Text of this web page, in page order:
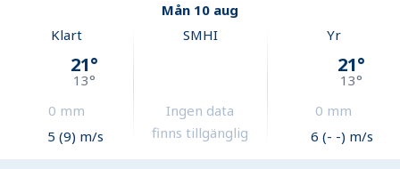
Mån 10 aug
Klart
21°
13°
0 mm
5 (9) m/s
SMHI
Ingen data
finns tillgänglig
Yr
21°
13°
0 mm
6 (- -) m/s